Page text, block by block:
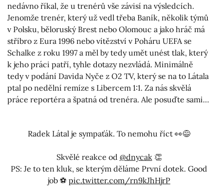
nedávno říkal, že u trenérů vše závisí na výsledcích.
Jenomže trenér, který už vedl třeba Baník, několik týmů
v Polsku, běloruský Brest nebo Olomouc a jako hráč má
stříbro z Eura 1996 nebo vítězství v Poháru UEFA se
Schalke z roku 1997 a měl by tedy umět unést tlak, který
k jeho práci patří, tyhle dotazy nezvládá. Minimálně
tedy v podání Davida Nyče z O2 TV, který se na to Látala
ptal po nedělní remíze s Libercem 1:1. Za nás skvělá
práce reportéra a špatná od trenéra. Ale posuďte sami…
Radek Látal je sympaťák. To nemohu říct 👀😅
Skvělé reakce od @dnycak👏
PS: Je to ten kluk, se kterým děláme První dotek. Good
job ⚽️ pic.twitter.com/rn9kJhHjrP